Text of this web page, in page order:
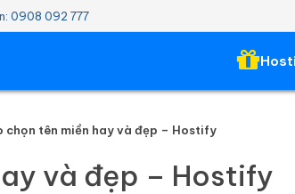
0908 092 777
chọn tên miền hay và đẹp – Hostify
và đẹp – Hostify